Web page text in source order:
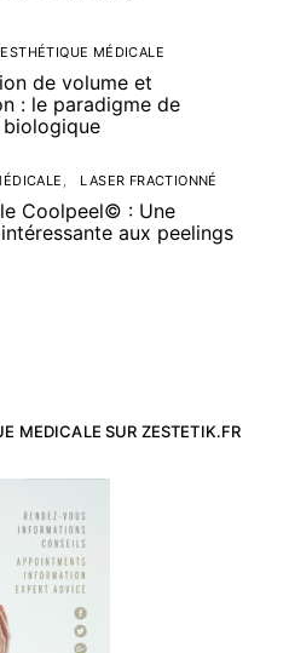
ESTHÉTIQUE MÉDICALE
de volume et
: le paradigme de
biologique
LASER FRACTIONNÉ
Coolpeel© : Une
aux peelings
MEDICALE SUR ZESTETIK.FR